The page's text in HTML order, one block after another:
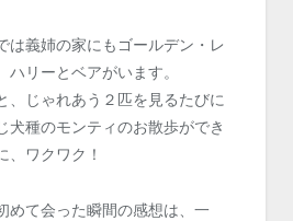
は義姉の家にもゴールデン・レ
ハリーとベアがいます。
、じゃれあう２匹を見るたびに
犬種のモンティのお散歩ができ
、ワクワク！
めて会った瞬間の感想は、一